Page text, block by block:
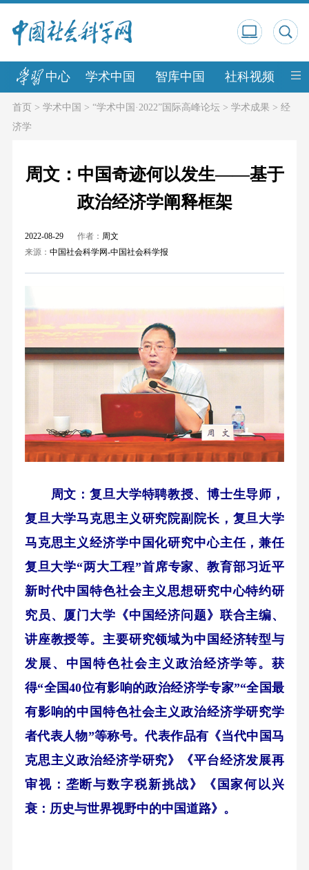
中心 学术中国 智库中国 社科视频 中
首页> 学术中国 > “学术中国·2022”国际高峰论坛> 学术成果 > 经
济学
周文：中国奇迹何以发生——基于
政治经济学阐释框架
2022-08-29 作者： 周文
来源： 中国社会科学网-中国社会科学报
周文：复旦大学特聘教授、博士生导师，
复旦大学马克思主义研究院副院长，复旦大学
马克思主义经济学中国化研究中心主任，兼任
复旦大学“两大工程”首席专家、教育部习近平
新时代中国特色社会主义思想研究中心特约研
究员、厦门大学《中国经济问题》联合主编、
讲座教授等。主要研究领域为中国经济转型与
发展、中国特色社会主义政治经济学等。获
得“全国40位有影响的政治经济学专家”“全国最
有影响的中国特色社会主义政治经济学研究学
者代表人物”等称号。代表作品有《当代中国马
克思主义政治经济学研究》《平台经济发展再
审视：垄断与数字税新挑战》《国家何以兴
衰：历史与世界视野中的中国道路》。